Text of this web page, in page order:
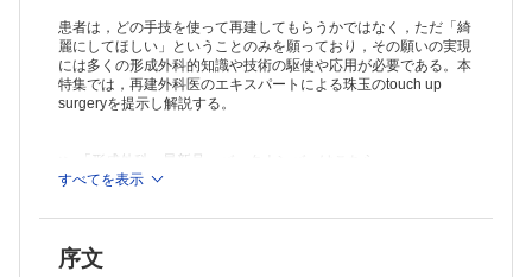
補助療法による血流維持と創傷治療 （寺部雄太）
連載：だれでもわかる手の外科の基本―アンチ丸暗記・虎の巻―
No.10 MP関節の構造 （永竿智久）
連載：形成外科NEXT―次世代の本音―
「忖度」と「心理的安全性」と「失敗」と「これから」 （吉田周平）
No.115横浜市立大学 形成外科学教室 （北山晋也 ほか）
連載：ザッツ形成外科！
症例
皮膚軟部腫瘍の診療における病理組織学的セカンドオピニオンの重要性
に関する2例 （金山幸司 ほか）
患者は，どの手技を使って再建してもらうかではなく，ただ「綺
麗にしてほしい」ということのみを願っており，その願いの実現
には多くの形成外科的知識や技術の駆使や応用が必要である。本
特集では，再建外科医のエキスパートによる珠玉のtouch up
surgeryを提示し解説する。
≫ 「形成外科」最新号・バックナンバーはこちら
≫「形成外科」年間購読、受付中！
※本製品はPCでの閲覧も可能です。
ただけます。詳細は
すべてを表示
序文